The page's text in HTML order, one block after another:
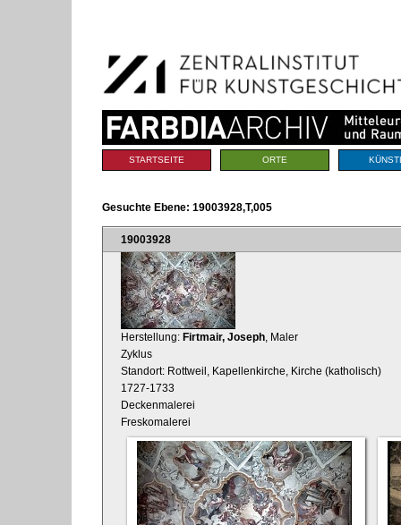
Navigation
Sektionen
STARTSEITE ORTE
Gesuchte Ebene: 19003928,T,005
19003928
Herstellung: Firtmair, Joseph , Maler
Zyklus
Standort: Rottweil, Kapellenkirche, Kirche (katholisch)
1727-1733
Deckenmalerei
Freskomalerei